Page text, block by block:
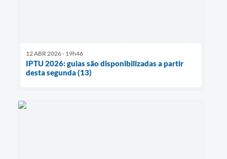
12 ABR 2026 - 19h46
IPTU 2026: guias são disponibilizadas a partir
desta segunda (13)